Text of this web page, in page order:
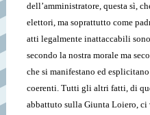
dell’amministratore, questa sì,
elettori, ma soprattutto come
atti legalmente inattaccabili
secondo la nostra morale ma
che si manifestano ed
coerenti. Tutti gli altri fatti, di
abbattuto sulla Giunta Loiero, ci